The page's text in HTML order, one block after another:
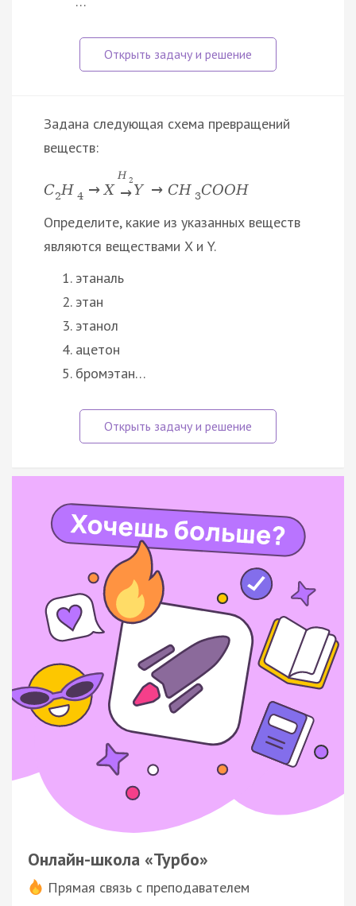
Задана следующая схема превращений
веществ:
C2H 4 → X
H 2
→Y → CH 3COOH
Определите, какие из указанных веществ
являются веществами X и Y.
этаналь
этан
этанол
ацетон
бромэтан…
Онлайн-школа «Турбо»
Прямая связь с преподавателем